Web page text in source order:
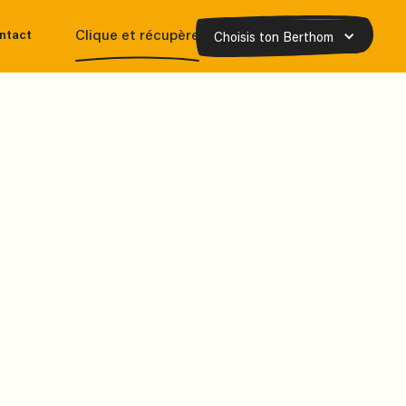
Clique et récupère Choisis ton Berthom